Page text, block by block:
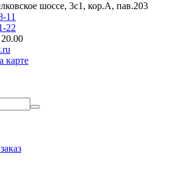
шоссе, 3с1, кор.А, пав.203
11
22
карте